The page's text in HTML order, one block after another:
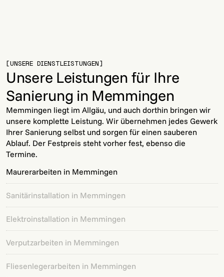
[UNSERE DIENSTLEISTUNGEN]
Unsere Leistungen für Ihre
Sanierung in Memmingen
Memmingen liegt im Allgäu, und auch dorthin bringen wir
unsere komplette Leistung. Wir übernehmen jedes Gewerk
Ihrer Sanierung selbst und sorgen für einen sauberen
Ablauf. Der Festpreis steht vorher fest, ebenso die
Termine.
Maurerarbeiten in Memmingen
Sanitärinstallation in Memmingen
Elektroinstallation in Memmingen
Verputzarbeiten in Memmingen
Fliesenlegerarbeiten in Memmingen